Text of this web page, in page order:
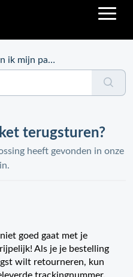
pakket terugsturen?
terugsturen?
heeft gevonden in onze
goed gaat met je
Als je je bestelling
wilt retourneren, kun